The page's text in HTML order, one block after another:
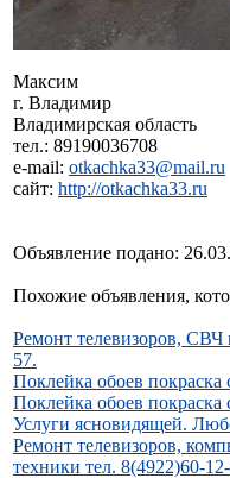
Максим
г. Владимир
Владимирская область
тел.: 89190036708
e-mail: otkachka33@mail.ru
сайт: http://otkachka33.ru
Объявление подано:
Похожие объявления,
Ремонт телевизоров, СВЧ
57.
Поклейка обоев
Поклейка обоев
Услуги ясновидящей.
Ремонт телевизоров,
техники тел. 8(4922)60-